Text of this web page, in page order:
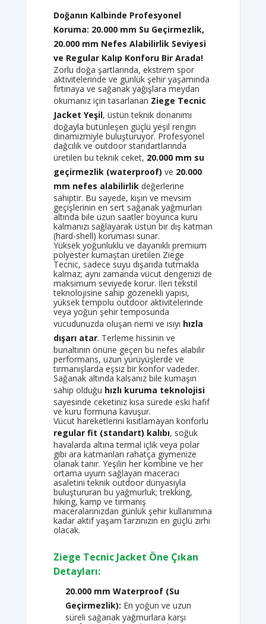
Doğanın Kalbinde Profesyonel
Koruma: 20.000 mm Su Geçirmezlik,
20.000 mm Nefes Alabilirlik Seviyesi
ve Regular Kalıp Konforu Bir Arada!
Zorlu doğa şartlarında, ekstrem spor
aktivitelerinde ve günlük şehir yaşamında
fırtınaya ve sağanak yağışlara meydan
okumanız için tasarlanan Ziege Tecnic
Jacket Yeşil, üstün teknik donanımı
doğayla bütünleşen güçlü yeşil rengin
dinamizmiyle buluşturuyor. Profesyonel
dağcılık ve outdoor standartlarında
üretilen bu teknik ceket, 20.000 mm su
geçirmezlik (waterproof) ve 20.000
mm nefes alabilirlikdeğerlerine
sahiptir. Bu sayede, kışın ve mevsim
geçişlerinin en sert sağanak yağmurları
altında bile uzun saatler boyunca kuru
kalmanızı sağlayarak üstün bir dış katman
(hard-shell) koruması sunar.
Yüksek yoğunluklu ve dayanıklı premium
polyester kumaştan üretilen Ziege
Tecnic, sadece suyu dışarıda tutmakla
kalmaz; aynı zamanda vücut dengenizi de
maksimum seviyede korur. İleri tekstil
teknolojisine sahip gözenekli yapısı,
yüksek tempolu outdoor aktivitelerinde
veya yoğun şehir temposunda
vücudunuzda oluşan nemi ve ısıyı hızla
dışarı atar. Terleme hissinin ve
bunaltının önüne geçen bu nefes alabilir
performans, uzun yürüyüşlerde ve
tırmanışlarda eşsiz bir konfor vadeder.
Sağanak altında kalsanız bile kumaşın
sahip olduğu hızlı kuruma teknolojisi
sayesinde ceketiniz kısa sürede eski hafif
ve kuru formuna kavuşur.
Vücut hareketlerini kısıtlamayan konforlu
regular fit (standart) kalıbı, soğuk
havalarda altına termal içlik veya polar
gibi ara katmanları rahatça giymenize
olanak tanır. Yeşilin her kombine ve her
ortama uyum sağlayan maceracı
asaletini teknik outdoor dünyasıyla
buluştururan bu yağmurluk; trekking,
hiking, kamp ve tırmanış
maceralarınızdan günlük şehir kullanımına
kadar aktif yaşam tarzınızın en güçlü zırhı
olacak.
Ziege Tecnic Jacket Öne Çıkan
Detayları:
20.000 mm Waterproof (Su
Geçirmezlik): En yoğun ve uzun
süreli sağanak yağmurlara karşı